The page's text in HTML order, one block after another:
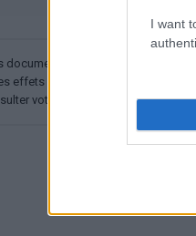
I want
documents de ce site Web sont
effets de leur utilisation. Avant
votre médecin.